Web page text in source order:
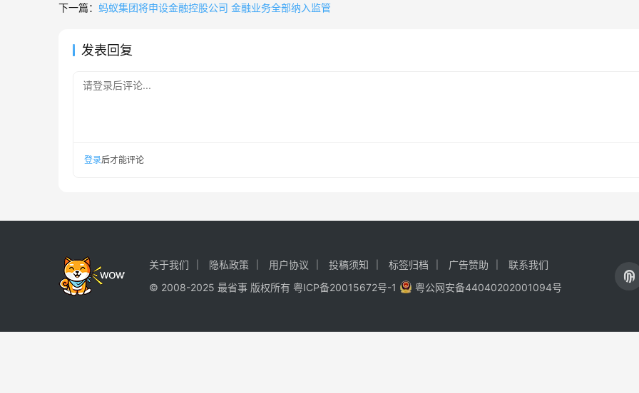
下一篇： 蚂蚁集团将申设金融控股公司 金融业务全部纳入监管
发表回复
请登录后评论...
登录后才能评论
关于我们 隐私政策 用户协议 投稿须知 标签归档 广告赞助
联系我们
© 2008-2025 最省事 版权所有 粤ICP备20015672号-1 粤公网安备44040202001094号